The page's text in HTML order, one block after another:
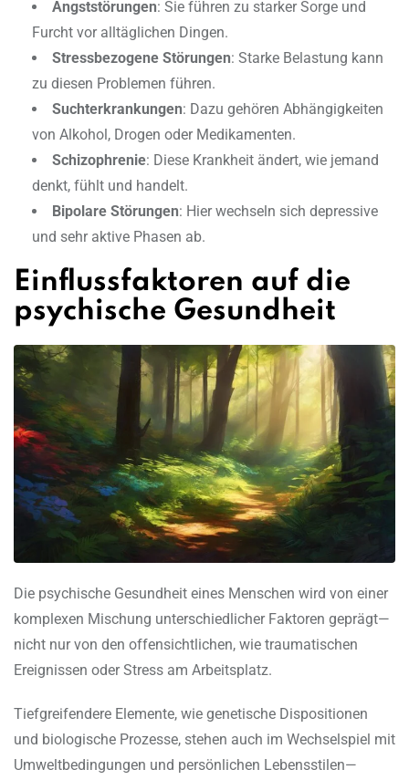
Angststörungen: Sie führen zu starker Sorge und
Furcht vor alltäglichen Dingen.
Stressbezogene Störungen: Starke Belastung kann
zu diesen Problemen führen.
Suchterkrankungen: Dazu gehören Abhängigkeiten
von Alkohol, Drogen oder Medikamenten.
Schizophrenie: Diese Krankheit ändert, wie jemand
denkt, fühlt und handelt.
Bipolare Störungen: Hier wechseln sich depressive
und sehr aktive Phasen ab.
Einflussfaktoren auf die
psychische Gesundheit
Die psychische Gesundheit eines Menschen wird von einer
komplexen Mischung unterschiedlicher Faktoren geprägt—
nicht nur von den offensichtlichen, wie traumatischen
Ereignissen oder Stress am Arbeitsplatz.
Tiefgreifendere Elemente, wie genetische Dispositionen
und biologische Prozesse, stehen auch im Wechselspiel mit
Umweltbedingungen und persönlichen Lebensstilen—